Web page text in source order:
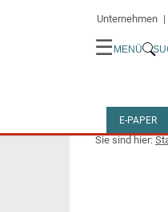
Unternehmen
☰ MENÜ
E-PAPER